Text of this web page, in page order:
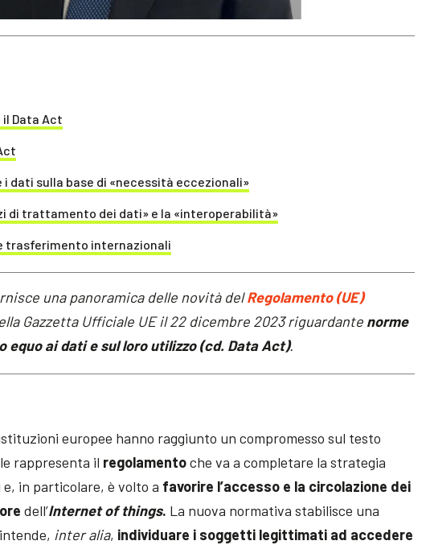
Data Act
dati sulla base di «necessità eccezionali»
di trattamento dei dati» e la «interoperabilità»
trasferimento internazionali
una panoramica delle novità delRegolamento (UE)
Gazzetta Ufficiale UE il 22 dicembre 2023 riguardante norme
equo ai dati e sul loro utilizzo (cd. Data Act).
europee hanno raggiunto un compromesso sul testo
rappresenta il regolamentoche va a completare la strategia
in particolare, è volto a favorire l’accesso e la circolazione dei
dell’Internet of things. La nuova normativa stabilisce una
inter alia, individuare i soggetti legittimati ad accedere